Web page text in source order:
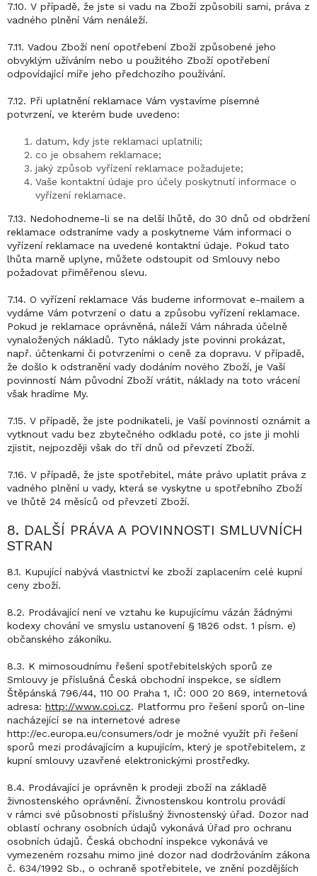
7.10. V případě, že jste si vadu na Zboží způsobili sami, práva z
vadného plnění Vám nenáleží.
7.11. Vadou Zboží není opotřebení Zboží způsobené jeho
obvyklým užíváním nebo u použitého Zboží opotřebení
odpovídající míře jeho předchozího používání.
7.12. Při uplatnění reklamace Vám vystavíme písemné
potvrzení, ve kterém bude uvedeno:
datum, kdy jste reklamaci uplatnili;
co je obsahem reklamace;
jaký způsob vyřízení reklamace požadujete;
Vaše kontaktní údaje pro účely poskytnutí informace o
vyřízení reklamace.
7.13. Nedohodneme-li se na delší lhůtě, do 30 dnů od obdržení
reklamace odstraníme vady a poskytneme Vám informaci o
vyřízení reklamace na uvedené kontaktní údaje. Pokud tato
lhůta marně uplyne, můžete odstoupit od Smlouvy nebo
požadovat přiměřenou slevu.
7.14. O vyřízení reklamace Vás budeme informovat e-mailem a
vydáme Vám potvrzení o datu a způsobu vyřízení reklamace.
Pokud je reklamace oprávněná, náleží Vám náhrada účelně
vynaložených nákladů. Tyto náklady jste povinni prokázat,
např. účtenkami či potvrzeními o ceně za dopravu. V případě,
že došlo k odstranění vady dodáním nového Zboží, je Vaší
povinností Nám původní Zboží vrátit, náklady na toto vrácení
však hradíme My.
7.15. V případě, že jste podnikateli, je Vaší povinností oznámit a
vytknout vadu bez zbytečného odkladu poté, co jste ji mohli
zjistit, nejpozději však do tří dnů od převzetí Zboží.
7.16. V případě, že jste spotřebitel, máte právo uplatit práva z
vadného plnění u vady, která se vyskytne u spotřebního Zboží
ve lhůtě 24 měsíců od převzetí Zboží.
8. DALŠÍ PRÁVA A POVINNOSTI SMLUVNÍCH
STRAN
8.1. Kupující nabývá vlastnictví ke zboží zaplacením celé kupní
ceny zboží.
8.2. Prodávající není ve vztahu ke kupujícímu vázán žádnými
kodexy chování ve smyslu ustanovení § 1826 odst. 1 písm. e)
občanského zákoníku.
8.3. K mimosoudnímu řešení spotřebitelských sporů ze
Smlouvy je příslušná Česká obchodní inspekce, se sídlem
Štěpánská 796/44, 110 00 Praha 1, IČ: 000 20 869, internetová
adresa: http://www.coi.cz. Platformu pro řešení sporů on-line
nacházející se na internetové adrese
http://ec.europa.eu/consumers/odr je možné využít při řešení
sporů mezi prodávajícím a kupujícím, který je spotřebitelem, z
kupní smlouvy uzavřené elektronickými prostředky.
8.4. Prodávající je oprávněn k prodeji zboží na základě
živnostenského oprávnění. Živnostenskou kontrolu provádí
v rámci své působnosti příslušný živnostenský úřad. Dozor nad
oblastí ochrany osobních údajů vykonává Úřad pro ochranu
osobních údajů. Česká obchodní inspekce vykonává ve
vymezeném rozsahu mimo jiné dozor nad dodržováním zákona
č. 634/1992 Sb., o ochraně spotřebitele, ve znění pozdějších